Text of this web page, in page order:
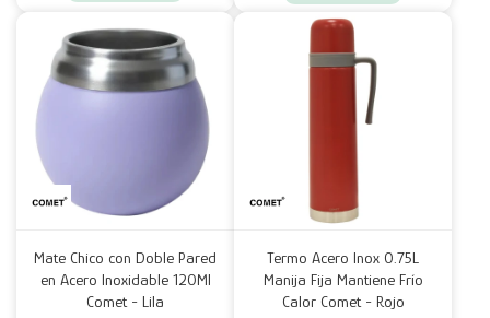
Mate Chico con Doble Pared
en Acero Inoxidable 120Ml
Comet - Lila
Termo Acero Inox 0.75L
Manija Fija Mantiene Frío
Calor Comet - Rojo